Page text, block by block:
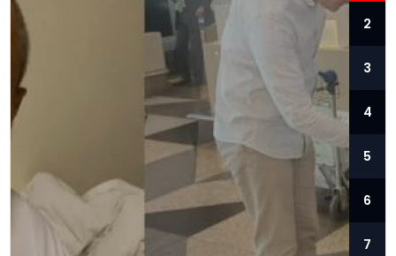
2
3
4
5
6
7